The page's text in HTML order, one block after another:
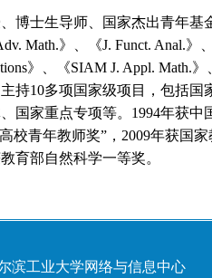
博士生导师、国家杰出青年基
Math.》、《J. Funct. Anal.》
》、《SIAM J. Appl. Math.
持10多项国家级项目，包括国
国家重点专项等。1994年获中
校青年教师奖”，2009年获国
育部自然科学一等奖。
滨工业大学网络与信息中心